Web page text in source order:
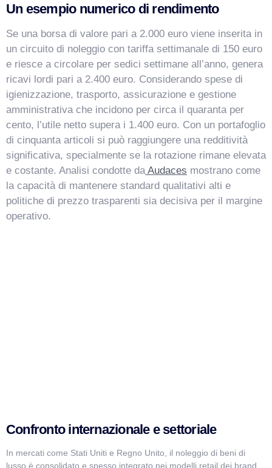
Un esempio numerico di rendimento
Se una borsa di valore pari a 2.000 euro viene inserita in
un circuito di noleggio con tariffa settimanale di 150 euro
e riesce a circolare per sedici settimane all’anno, genera
ricavi lordi pari a 2.400 euro. Considerando spese di
igienizzazione, trasporto, assicurazione e gestione
amministrativa che incidono per circa il quaranta per
cento, l’utile netto supera i 1.400 euro. Con un portafoglio
di cinquanta articoli si può raggiungere una redditività
significativa, specialmente se la rotazione rimane elevata
e costante. Analisi condotte da Audaces mostrano come
la capacità di mantenere standard qualitativi alti e
politiche di prezzo trasparenti sia decisiva per il margine
operativo.
Confronto internazionale e settoriale
In mercati come Stati Uniti e Regno Unito, il noleggio di beni di
lusso è consolidato e spesso integrato nei modelli retail dei brand.